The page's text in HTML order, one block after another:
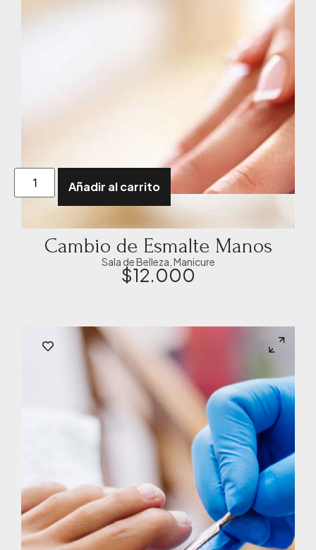
Añadir al carrito
Cambio de Esmalte Manos
Sala de Belleza Manicure
$12.000